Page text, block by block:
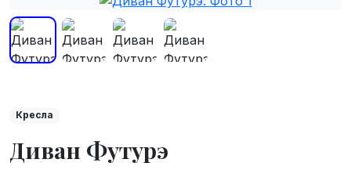
Кресла
Диван Футурэ